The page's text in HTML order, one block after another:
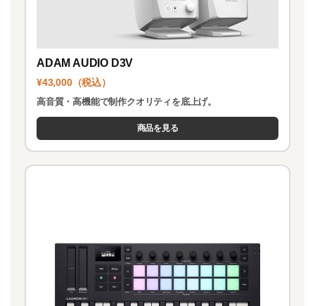
ADAM AUDIO D3V
¥43,000（税込）
高音質・高機能で制作クオリティを底上げ。
商品を見る